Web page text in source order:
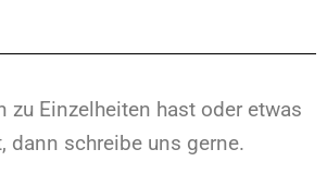
zu Einzelheiten hast oder etwas
dann schreibe uns gerne.